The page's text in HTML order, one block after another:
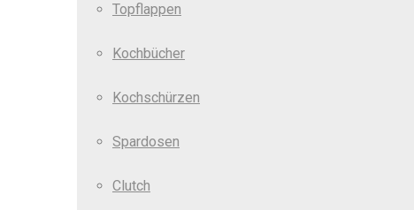
Topflappen
Kochbücher
Kochschürzen
Spardosen
Clutch